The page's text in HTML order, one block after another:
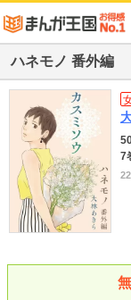
ハネモノ 番外編
7